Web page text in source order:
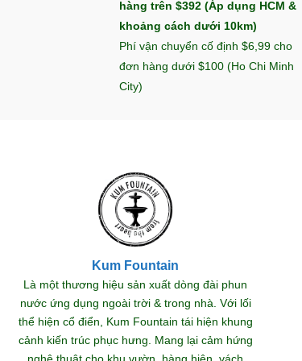
hàng trên $392 (Áp dụng HCM &
khoảng cách dưới 10km)
Phí vận chuyển cố định $6,99 cho
đơn hàng dưới $100 (Ho Chi Minh
City)
Kum Fountain
Là một thương hiệu sản xuất dòng đài phun
nước ứng dụng ngoài trời & trong nhà. Với lối
thể hiện cổ điển, Kum Fountain tái hiện khung
cảnh kiến trúc phục hưng. Mang lại cảm hứng
nghệ thuật cho khu vườn, hàng hiên, vách
2
TRANG TRÍ SÂN VƯỜN
Đài phun nước phong thủy
thu hút lộc
29/12/2025